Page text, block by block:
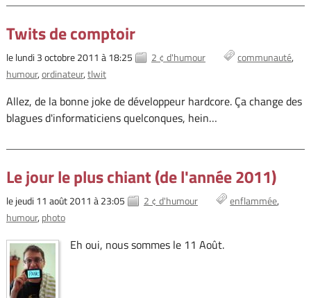
Twits de comptoir
le lundi 3 octobre 2011 à 18:25 2 ¢ d'humour
communauté
humour ordinateur tlwit
Allez, de la bonne joke de développeur hardcore. Ça change des
blagues d'informaticiens quelconques, hein…
Le jour le plus chiant (de l'année 2011)
le jeudi 11 août 2011 à 23:05 2 ¢ d'humour
enflammée
humour photo
Eh oui, nous sommes le 11 Août.